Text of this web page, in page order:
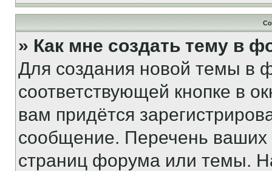
» Как мне создать тему в
Для создания новой темы в
соответствующей кнопке в
вам придётся
сообщение. Перечень ваших
страниц форума или темы.